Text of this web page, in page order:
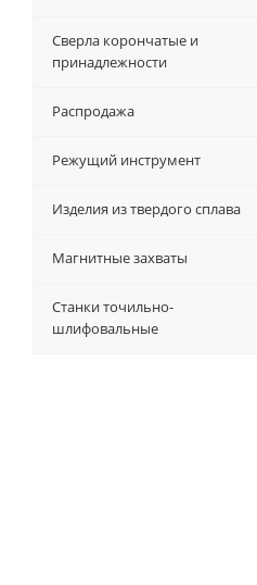
Сверла корончатые и
принадлежности
Распродажа
Режущий инструмент
Изделия из твердого сплава
Магнитные захваты
Станки точильно-
шлифовальные